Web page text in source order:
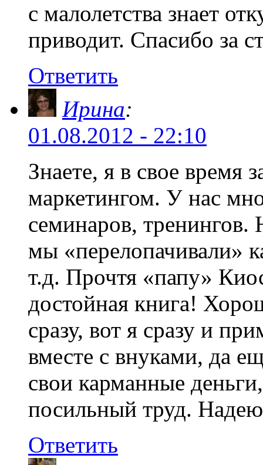
с малолетства знает
приводит. Спасибо за
Ответить
Ирина:
01.08.2012 - 22:10
Знаете, я в свое время
маркетингом. У нас
семинаров, тренингов.
мы «перелопачивали»
т.д. Прочтя «папу»
достойная книга!
сразу, вот я сразу и
вместе с внуками, да
свои карманные
посильный труд.
Ответить